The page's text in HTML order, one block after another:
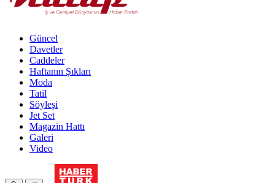
Güncel
Davetler
Caddeler
Haftanın Şıkları
Moda
Tatil
Söyleşi
Jet Set
Magazin Hattı
Galeri
Video